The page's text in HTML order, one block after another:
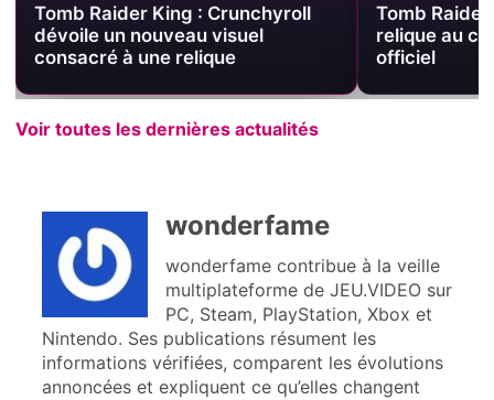
Tomb Raider King : Crunchyroll
dévoile un nouveau visuel
consacré à une relique
Tomb
relique au
officiel
Voir toutes les dernières actualités
wonderfame
wonderfame contribue à la veille
multiplateforme de JEU.VIDEO sur
PC, Steam, PlayStation, Xbox et
Nintendo. Ses publications résument les
informations vérifiées, comparent les évolutions
annoncées et expliquent ce qu’elles changent